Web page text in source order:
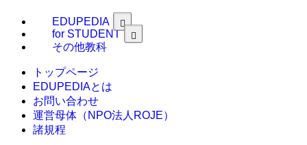
EDUPEDIA
for STUDENT
その他教科
トップページ
EDUPEDIAとは
お問い合わせ
運営母体（NPO法人ROJE）
諸規程